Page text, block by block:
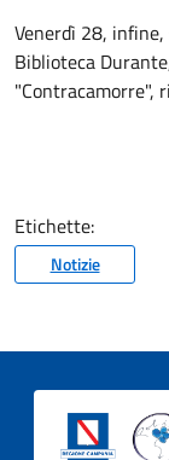
Venerdì 28,
Biblioteca
"Contracamorre",
Etichette:
Notizie